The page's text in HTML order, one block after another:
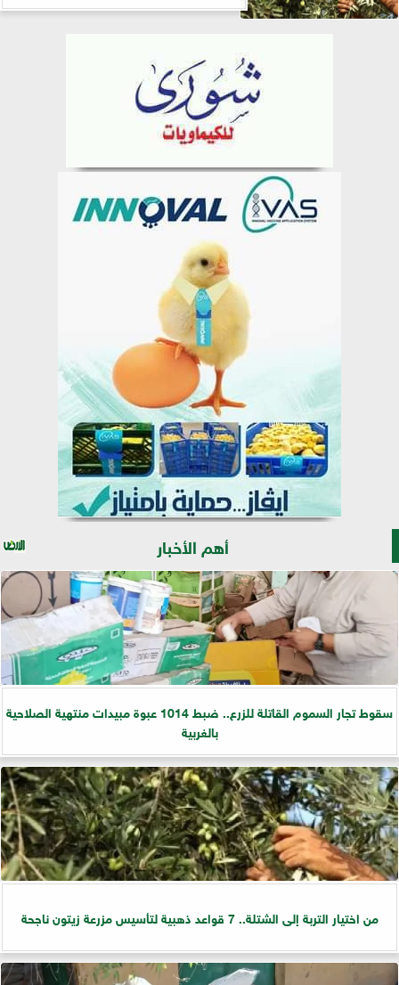
أهم الأخبار
سقوط تجار السموم القاتلة للزرع.. ضبط 1014 عبوة مبيدات منتهية الصلاحية
بالغربية
من اختيار التربة إلى الشتلة.. 7 قواعد ذهبية لتأسيس مزرعة زيتون ناجحة